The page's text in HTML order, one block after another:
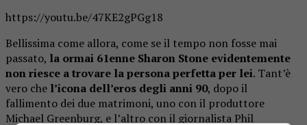
https://youtu.be/47KE2gPGg18
Bellissima come allora, come se il tempo non fosse mai
passato, la ormai 61enne Sharon Stone evidentemente
non riesce a trovare la persona perfetta per lei. Tant’è
vero che l’icona dell’eros degli anni 90, dopo il
fallimento dei due matrimoni, uno con il produttore
Michael Greenburg, e l’altro con il giornalista Phil